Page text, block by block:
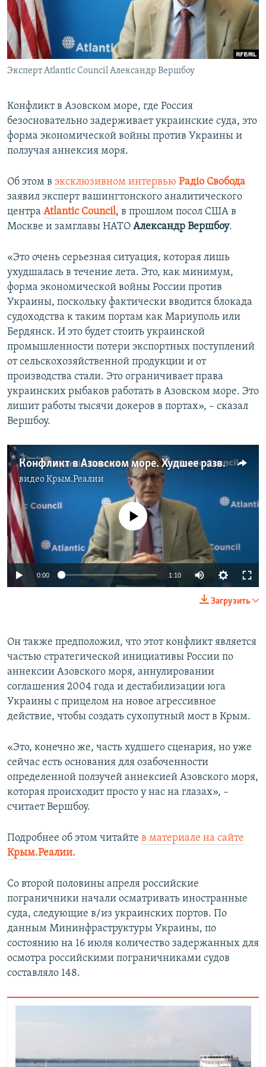
ПОБЕДИТЕЛЕЙ НЕ СУДЯТ?
КРЫМ.НЕПОКОРЕННЫЙ
ELIFBE
УКРАИНСКАЯ ПРОБЛЕМА КРЫМА
ПРИСОЕДИНЯЙТЕСЬ!
Эксперт Atlantic Council Александр Вершбоу
Конфликт в Азовском море, где Россия
безосновательно задерживает украинские суда, это
форма экономической войны против Украины и
ползучая аннексия моря.
Об этом в эксклюзивном интервью Радіо Свобода
заявил эксперт вашингтонского аналитического
центра Atlantic Council, в прошлом посол США в
Москве и замглавы НАТО Александр Вершбоу.
«Это очень серьезная ситуация, которая лишь
ухудшалась в течение лета. Это, как минимум,
форма экономической войны России против
Украины, поскольку фактически вводится блокада
судоходства к таким портам как Мариуполь или
Бердянск. И это будет стоить украинской
промышленности потери экспортных поступлений
от сельскохозяйственной продукции и от
производства стали. Это ограничивает права
украинских рыбаков работать в Азовском море. Это
лишит работы тысячи докеров в портах», – сказал
Вершбоу.
Конфликт в Азовском море. Худшее развитие событий – военные действия (видео)
видеоКрым.Реалии
No media source currently available
0:00 1:10
Загрузить
Он также предположил, что этот конфликт является
частью стратегической инициативы России по
аннексии Азовского моря, аннулировании
соглашения 2004 года и дестабилизации юга
Украины с прицелом на новое агрессивное
действие, чтобы создать сухопутный мост в Крым.
«Это, конечно же, часть худшего сценария, но уже
сейчас есть основания для озабоченности
определенной ползучей аннексией Азовского моря,
которая происходит просто у нас на глазах», –
считает Вершбоу.
Подробнее об этом читайте в материале на сайте
Крым.Реалии.
Со второй половины апреля российские
пограничники начали осматривать иностранные
суда, следующие в/из украинских портов. По
данным Мининфраструктуры Украины, по
состоянию на 16 июля количество задержанных для
осмотра российскими пограничниками судов
составляло 148.